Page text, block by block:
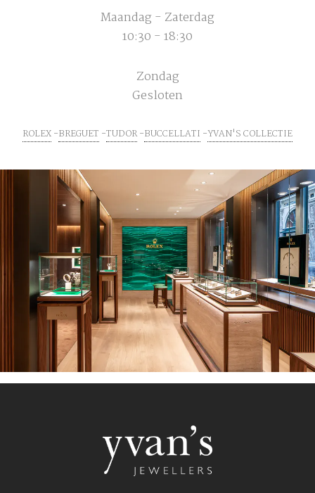
Maandag - Zaterdag
10:30 - 18:30
Zondag
Gesloten
ROLEX BREGUET TUDOR BUCCELLATI YVAN'S COLLECTIE